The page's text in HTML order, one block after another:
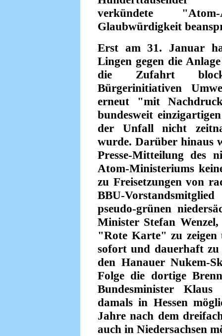
verkündete
Glaubwürdigkeit
Erst am 31. Januar
Lingen gegen die
die Zufahrt
Bürgerinitiativen
erneut "mit
bundesweit
der Unfall nicht
wurde. Darüber hinaus
Presse-Mitteilung des
Atom-Ministeriums
zu Freisetzungen von
BBU-
pseudo-grünen
Minister Stefan
"Rote Karte" zu zeigen
sofort und dauerhaft zu
den Hanauer Nukem-
Folge die dortige
Bundesminister
damals in Hessen
Jahre nach dem
auch in Niedersachsen